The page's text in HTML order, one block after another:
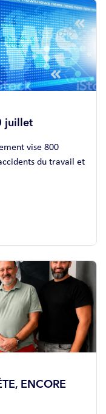
juillet
vise 800
du travail et
ENCORE